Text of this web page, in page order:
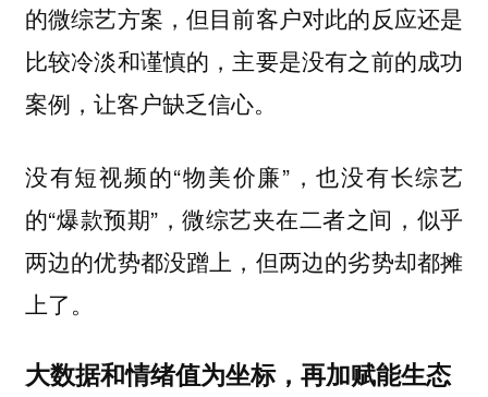
的微综艺方案，但目前客户对此的反应还是
比较冷淡和谨慎的，主要是没有之前的成功
案例，让客户缺乏信心。
没有短视频的“物美价廉”，也没有长综艺
的“爆款预期”，微综艺夹在二者之间，似乎
两边的优势都没蹭上，但两边的劣势却都摊
上了。
大数据和情绪值为坐标，再加赋能生态